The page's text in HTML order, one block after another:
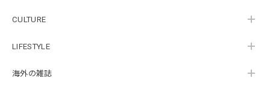
CULTURE
LIFESTYLE
海外の雑誌